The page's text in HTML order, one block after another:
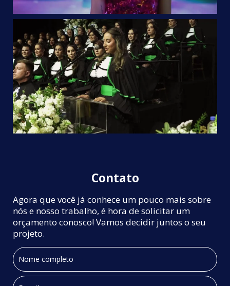
Contato
Agora que você já conhece um pouco mais sobre
nós e nosso trabalho, é hora de solicitar um
orçamento conosco! Vamos decidir juntos o seu
projeto.